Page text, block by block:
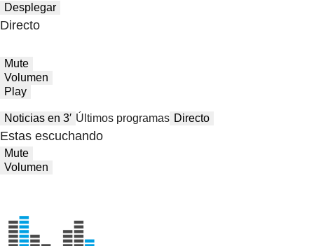
Desplegar
Directo
Mute
Volumen
Play
Noticias en 3′ Últimos programas Directo
Estas escuchando
Mute
Volumen